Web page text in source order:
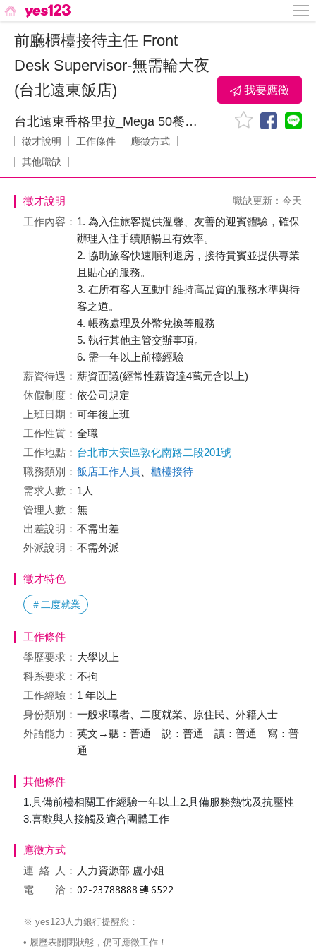
前廳櫃檯接待主任 Front
Desk Supervisor-無需輪大夜
(台北遠東飯店)
台北遠東香格里拉_Mega 50餐飲及宴會_鼎鼎大飯店股份有限公司
徵才說明 工作條件
應徵方式
其他職缺
我要應徵
徵才說明 職缺更新：今天
工作內容： 1. 為入住旅客提供溫馨、友善的迎賓體驗，確保
辦理入住手續順暢且有效率。
2. 協助旅客快速順利退房，接待貴賓並提供專業
且貼心的服務。
3. 在所有客人互動中維持高品質的服務水準與待
客之道。
4. 帳務處理及外幣兌換等服務
5. 執行其他主管交辦事項。
6. 需一年以上前檯經驗
薪資待遇： 薪資面議(經常性薪資達4萬元含以上)
休假制度： 依公司規定
上班日期： 可年後上班
工作性質： 全職
工作地點： 台北市大安區敦化南路二段201號
職務類別： 飯店工作人員
櫃檯接待
需求人數： 1人
管理人數： 無
出差說明： 不需出差
外派說明： 不需外派
徵才特色
＃二度就業
工作條件
學歷要求： 大學以上
科系要求： 不拘
工作經驗： 1 年以上
身份類別： 一般求職者、二度就業、原住民、外籍人士
外語能力： 英文→聽：普通 說：普通 讀：普通 寫：普
通
其他條件
1.具備前檯相關工作經驗一年以上2.具備服務熱忱及抗壓性
3.喜歡與人接觸及適合團體工作
應徵方式
連絡
人： 人力資源部 盧小姐
電 洽：
※ yes123人力銀行提醒您：
• 履歷表關閉狀態，仍可應徵工作！